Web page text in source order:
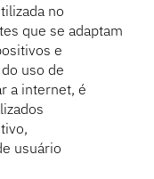
no
que se adaptam
e
uso de
a internet, é
usuário